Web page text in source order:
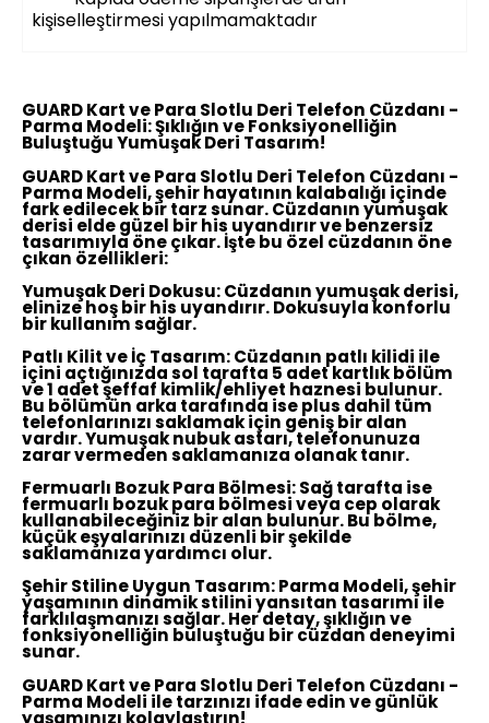
kişiselleştirmesi yapılmamaktadır
GUARD Kart ve Para Slotlu Deri Telefon Cüzdanı -
Parma Modeli: Şıklığın ve Fonksiyonelliğin
Buluştuğu Yumuşak Deri Tasarım!
GUARD Kart ve Para Slotlu Deri Telefon Cüzdanı -
Parma Modeli, şehir hayatının kalabalığı içinde
fark edilecek bir tarz sunar. Cüzdanın yumuşak
derisi elde güzel bir his uyandırır ve benzersiz
tasarımıyla öne çıkar. İşte bu özel cüzdanın öne
çıkan özellikleri:
Yumuşak Deri Dokusu:Cüzdanın yumuşak derisi,
elinize hoş bir his uyandırır. Dokusuyla konforlu
bir kullanım sağlar.
Patlı Kilit ve İç Tasarım:Cüzdanın patlı kilidi ile
içini açtığınızda sol tarafta 5 adet kartlık bölüm
ve 1 adet şeffaf kimlik/ehliyet haznesi bulunur.
Bu bölümün arka tarafında ise plus dahil tüm
telefonlarınızı saklamak için geniş bir alan
vardır. Yumuşak nubuk astarı, telefonunuza
zarar vermeden saklamanıza olanak tanır.
Fermuarlı Bozuk Para Bölmesi:Sağ tarafta ise
fermuarlı bozuk para bölmesi veya cep olarak
kullanabileceğiniz bir alan bulunur. Bu bölme,
küçük eşyalarınızı düzenli bir şekilde
saklamanıza yardımcı olur.
Şehir Stiline Uygun Tasarım:Parma Modeli, şehir
yaşamının dinamik stilini yansıtan tasarımı ile
farklılaşmanızı sağlar. Her detay, şıklığın ve
fonksiyonelliğin buluştuğu bir cüzdan deneyimi
sunar.
GUARD Kart ve Para Slotlu Deri Telefon Cüzdanı -
Parma Modeli ile tarzınızı ifade edin ve günlük
yaşamınızı kolaylaştırın!